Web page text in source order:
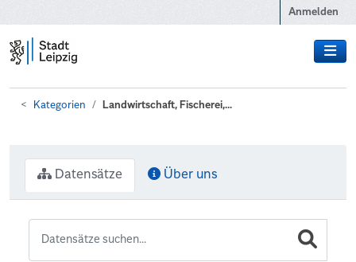
Anmelden
Kategorien Landwirtschaft, Fischerei,...
Datensätze Über uns